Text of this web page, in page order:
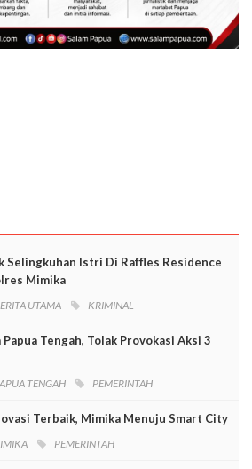
Selingkuhan Istri Di Raffles Residence
Mimika
UTAMA KRIMINAL
Papua Tengah, Tolak Provokasi Aksi 3
TENGAH PEMERINTAH
Terbaik, Mimika Menuju Smart City
PEMERINTAH